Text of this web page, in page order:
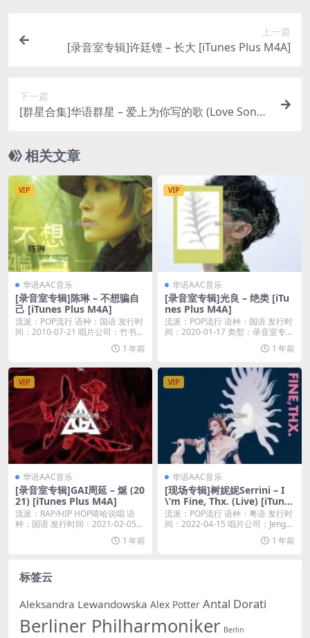
上一篇
[录音室专辑]许廷铿 – 长大 [iTunes Plus M4A]
下一篇
[群星合集]华语群星 – 爱上为你写的歌 (Love Song
相关文章
VIP
华语AAC音乐
[录音室专辑]陈琳 – 不想骗自
己 [iTunes Plus M4A]
流派：POP流行 语种：国语 发行时
间：2010-07-21 唱片公司：竹书文
1 年前
VIP
华语AAC音乐
[录音室专辑]光良 – 绝类 [iTu
nes Plus M4A]
流派：POP流行 语种：国语 发行时
间：2020-01-17 类型：录音室专辑
1 年前
VIP
华语AAC音乐
[录音室专辑]GAI周延 – 烻 (20
21) [iTunes Plus M4A]
流派：RAP/HIP HOP嘻哈说唱 语
种：国语 发行时间：2021-02-05...
1 年前
VIP
华语AAC音乐
[现场专辑]树妮妮Serrini – I
\’m Fine, Thx. (Live) [iTunes
Plus M4A]
流派：POP流行 语种：粤语 发行时
间：2022-04-15 唱片公司：Jeng...
1 年前
标签云
Aleksandra Lewandowska Alex Potter Antal Dorati
Berliner Philharmoniker Berlin